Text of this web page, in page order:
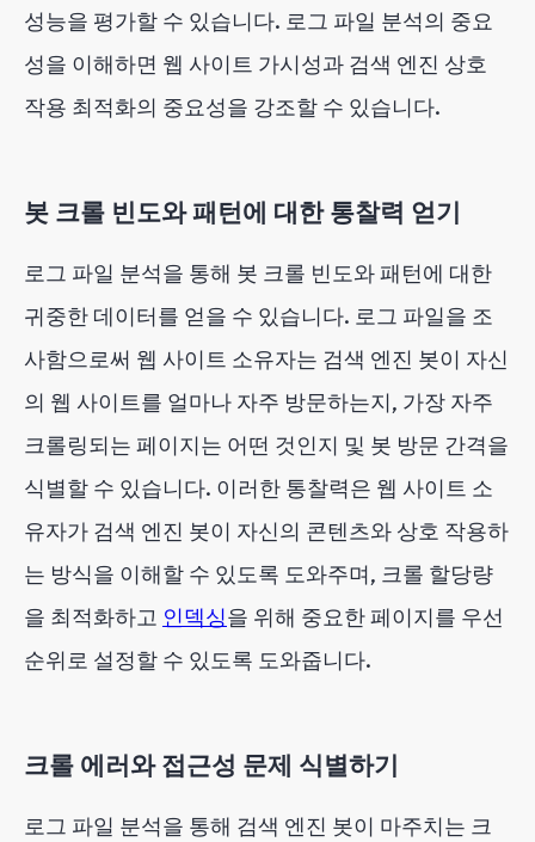
성능을 평가할 수 있습니다. 로그 파일 분석의 중요
성을 이해하면 웹 사이트 가시성과 검색 엔진 상호
작용 최적화의 중요성을 강조할 수 있습니다.
봇 크롤 빈도와 패턴에 대한 통찰력 얻기
로그 파일 분석을 통해 봇 크롤 빈도와 패턴에 대한
귀중한 데이터를 얻을 수 있습니다. 로그 파일을 조
사함으로써 웹 사이트 소유자는 검색 엔진 봇이 자신
의 웹 사이트를 얼마나 자주 방문하는지, 가장 자주
크롤링되는 페이지는 어떤 것인지 및 봇 방문 간격을
식별할 수 있습니다. 이러한 통찰력은 웹 사이트 소
유자가 검색 엔진 봇이 자신의 콘텐츠와 상호 작용하
는 방식을 이해할 수 있도록 도와주며, 크롤 할당량
을 최적화하고 인덱싱을 위해 중요한 페이지를 우선
순위로 설정할 수 있도록 도와줍니다.
크롤 에러와 접근성 문제 식별하기
로그 파일 분석을 통해 검색 엔진 봇이 마주치는 크